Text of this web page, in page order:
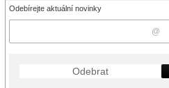
Odebírejte aktuální novinky
Odebrat